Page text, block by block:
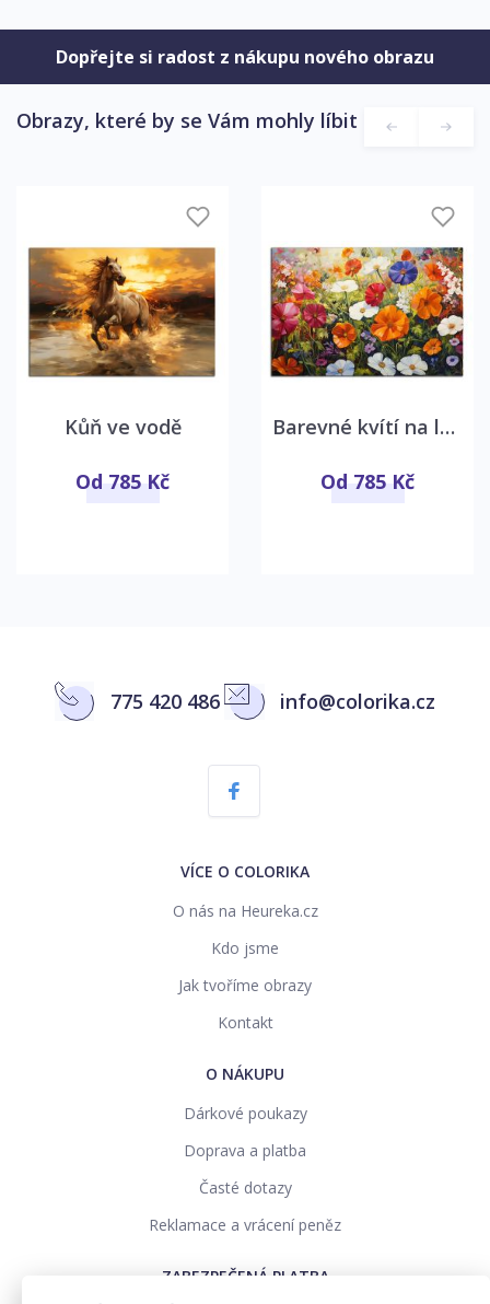
Dopřejte si radost z nákupu nového obrazu
Obrazy, které by se Vám mohly líbit
Kůň ve vodě
Od 785 Kč
Barevné kvítí na louce
Od 785 Kč
775 420 486 info@colorika.cz
VÍCE O COLORIKA
O nás na Heureka.cz
Kdo jsme
Jak tvoříme obrazy
Kontakt
O NÁKUPU
Dárkové poukazy
Doprava a platba
Časté dotazy
Reklamace a vrácení peněz
ZABEZPEČENÁ PLATBA